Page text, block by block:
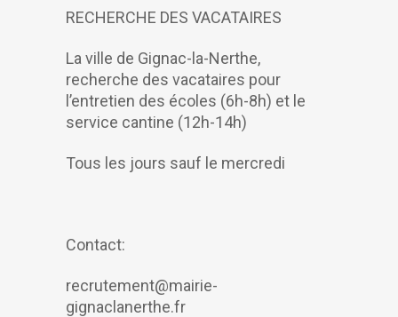
RECHERCHE DES VACATAIRES
La ville de Gignac-la-Nerthe,
recherche des vacataires pour
l’entretien des écoles (6h-8h) et le
service cantine (12h-14h)
Tous les jours sauf le mercredi
Contact:
recrutement@mairie-
gignaclanerthe.fr